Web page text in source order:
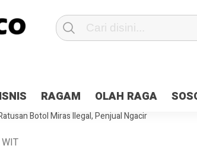
RAGAM OLAH RAGA
jam di Kota Jayapura
Pesan Sejuk Polri di
Hibah Pilkada Jayapura Cair 10 Persen,
Botol Miras Ilegal, Penjual Ngacir
WIT